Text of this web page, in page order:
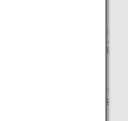
前方の位置で乗り降りに便利なお
座席を、ご予約料を追加でお支払
定いただくことができます。
有料
しくはこちら
手荷物の追加料金を、ANAウェブ
ただける便利なサービスです。
事
しくはこちら